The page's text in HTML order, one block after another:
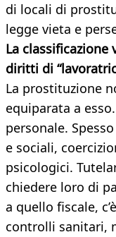
di locali di
legge vieta e
La
diritti di
La prostituzione
equiparata a
personale.
e sociali,
psicologici.
chiedere loro di
a quello fiscale,
controlli sanitari,